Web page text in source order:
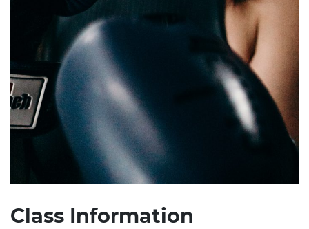
Class Information